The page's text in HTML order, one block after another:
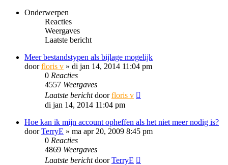
Onderwerpen
Reacties
Weergaves
Laatste bericht
Meer bestandstypen als bijlage mogelijk
doorfloris v » di jan 14, 2014 11:04 pm
0 Reacties
4557 Weergaves
Laatste berichtdoorfloris v
di jan 14, 2014 11:04 pm
Hoe kan ik mijn account opheffen als het niet meer nodig is?
doorTerryE » ma apr 20, 2009 8:45 pm
0 Reacties
4869 Weergaves
Laatste berichtdoorTerryE